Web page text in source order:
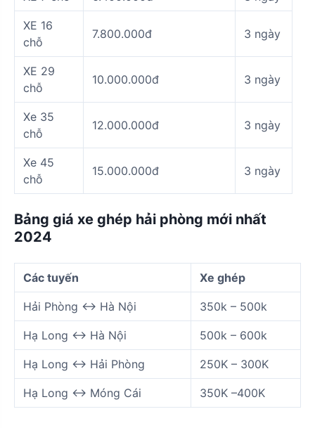
XE 16
chỗ
7.800.000đ 3 ngày
XE 29
chỗ
10.000.000đ 3 ngày
Xe 35
chỗ
12.000.000đ 3 ngày
Xe 45
chỗ
15.000.000đ 3 ngày
Bảng giá xe ghép hải phòng mới nhất
2024
Các tuyến Xe ghép
Hải Phòng <-> Hà Nội 350k – 500k
Hạ Long <-> Hà Nội 500k – 600k
Hạ Long <-> Hải Phòng 250K – 300K
Hạ Long <-> Móng Cái 350K –400K